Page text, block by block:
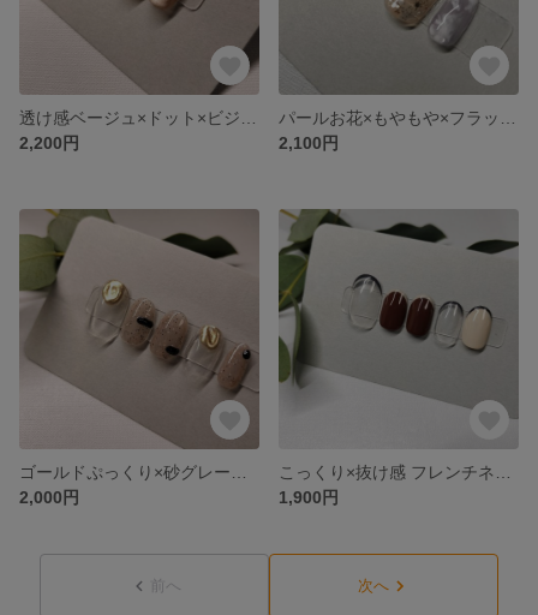
2,200円
2,100円
2,000円
1,900円
前へ 次へ